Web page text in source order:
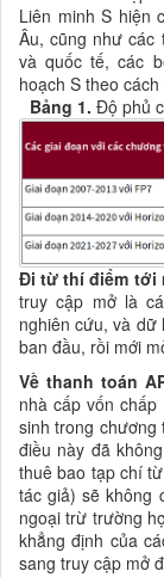
Liên minh S hiện
Âu, cũng như các
và quốc tế, các
hoạch S theo
Bảng 1. Độ phủ
Đi từ thí điểm tới
truy cập mở là
nghiên cứu, và dữ
ban đầu, rồi mới
Về thanh toán
nhà cấp vốn
sinh trong chương
điều này đã
thuê bao tạp chí
tác giả) sẽ không
ngoại trừ trường
khẳng định của
sang truy cập mở